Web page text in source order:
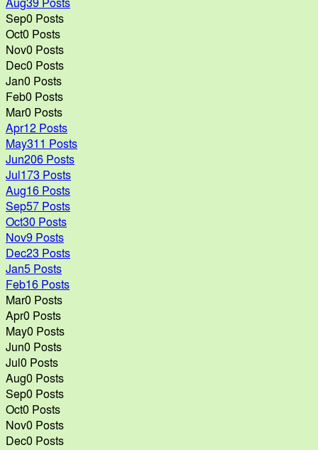
Aug39 Posts
Sep0 Posts
Oct0 Posts
Nov0 Posts
Dec0 Posts
Jan0 Posts
Feb0 Posts
Mar0 Posts
Apr12 Posts
May311 Posts
Jun206 Posts
Jul173 Posts
Aug16 Posts
Sep57 Posts
Oct30 Posts
Nov9 Posts
Dec23 Posts
Jan5 Posts
Feb16 Posts
Mar0 Posts
Apr0 Posts
May0 Posts
Jun0 Posts
Jul0 Posts
Aug0 Posts
Sep0 Posts
Oct0 Posts
Nov0 Posts
Dec0 Posts